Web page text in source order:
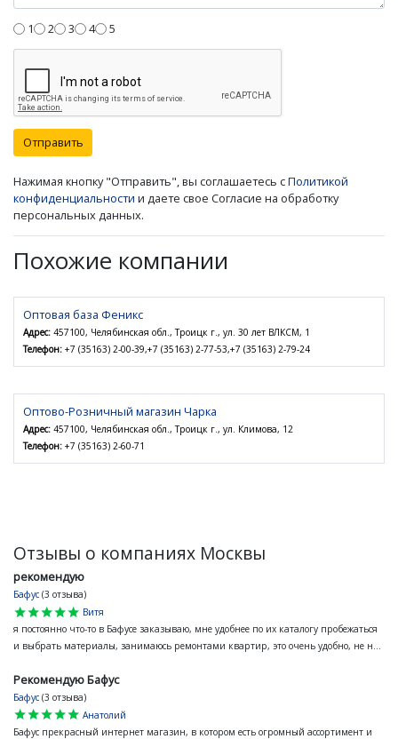
1 2 3 4 5
Отправить
Нажимая кнопку "Отправить", вы соглашаетесь сПолитикой
конфиденциальности и даете свое Согласие на обработку
персональных данных.
Похожие компании
Оптовая база Феникс
Адрес: 457100, Челябинская обл., Троицк г., ул. 30 лет ВЛКСМ, 1
Телефон: +7 (35163) 2-00-39,+7 (35163) 2-77-53,+7 (35163) 2-79-24
Оптово-Розничный магазин Чарка
Адрес: 457100, Челябинская обл., Троицк г., ул. Климова, 12
Телефон: +7 (35163) 2-60-71
Отзывы о компаниях Москвы
рекомендую
Бафус (3 отзыва)
star
star
star
star
star
Витя
я постоянно что-то в Бафусе заказываю, мне удобнее по их каталогу пробежаться
и выбрать материалы, занимаюсь ремонтами квартир, это очень удобно, не н...
Рекомендую Бафус
Бафус (3 отзыва)
star
star
star
star
star
Анатолий
Бафус прекрасный интернет магазин, в котором есть огромный ассортимент и